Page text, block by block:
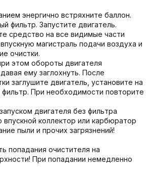
энергично встряхните баллон.
фильтр. Запустите двигатель.
средство на все видимые части
магистраль подачи воздуха и
очистки.
этом обороты двигателя
ему заглохнуть. После
заглушите двигатель, установите на
При необходимости повторите
двигателя без фильтра
впускной коллектор или карбюратор
пыли и прочих загрязнений!
попадания очистителя на
При попадании немедленно